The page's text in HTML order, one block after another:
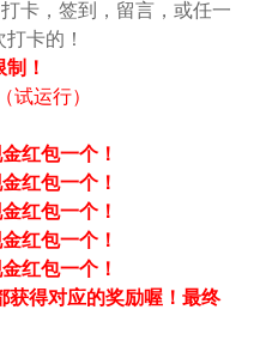
卡，签到，留言，或任一
卡的！
！
运行）
红包一个！
红包一个！
红包一个！
红包一个！
红包一个！
获得对应的奖励喔！最终